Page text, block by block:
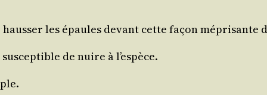
les épaules devant cette façon mépri­sante
de nuire à l’espèce.